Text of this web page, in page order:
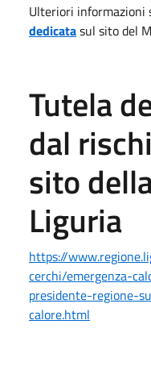
Ulteriori informazioni
dedicatasul sito del
Tutela
dal
sito
Liguria
https://
cerchi/emergenza-
presidente-regione-
calore.html